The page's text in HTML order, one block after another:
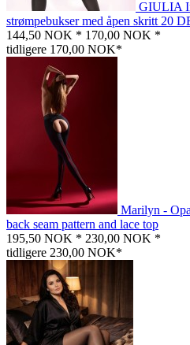
GIULIA
strømpebukser med åpen skritt 20
144,50 NOK * 170,00 NOK *
tidligere 170,00 NOK*
Marilyn -
back seam pattern and lace top
195,50 NOK * 230,00 NOK *
tidligere 230,00 NOK*